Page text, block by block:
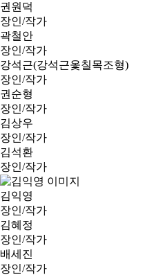
권원덕
장인/작가
곽철안
장인/작가
강석근(강석근옻칠목조형)
장인/작가
권순형
장인/작가
김상우
장인/작가
김석환
장인/작가
김익영
장인/작가
김혜정
장인/작가
배세진
장인/작가